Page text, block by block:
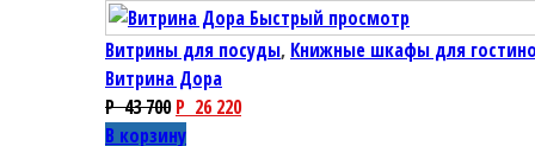
Быстрый просмотр
Витрины для посуды, Книжные шкафы для
Витрина Дора
P43 700 P 26 220
В корзину